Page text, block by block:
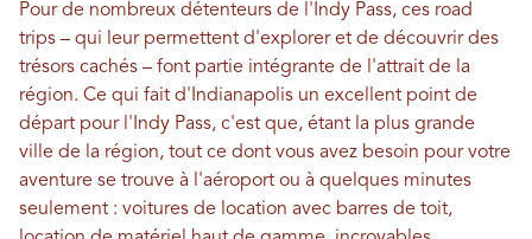
Pour de nombreux détenteurs de l'Indy Pass, ces road
trips – qui leur permettent d'explorer et de découvrir des
trésors cachés – font partie intégrante de l'attrait de la
région. Ce qui fait d'Indianapolis un excellent point de
départ pour l'Indy Pass, c'est que, étant la plus grande
ville de la région, tout ce dont vous avez besoin pour votre
aventure se trouve à l'aéroport ou à quelques minutes
seulement : voitures de location avec barres de toit,